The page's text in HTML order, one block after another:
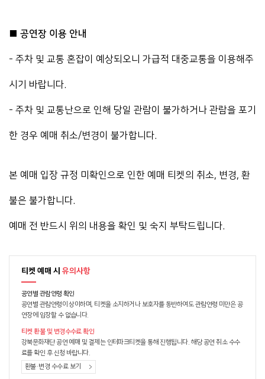
■ 공연장 이용 안내
- 주차 및 교통 혼잡이 예상되오니 가급적 대중교통을 이용해주
시기 바랍니다.
- 주차 및 교통난으로 인해 당일 관람이 불가하거나 관람을 포기
한 경우 예매 취소/변경이 불가합니다.
본 예매 입장 규정 미확인으로 인한 예매 티켓의 취소, 변경, 환
불은 불가합니다.
예매 전 반드시 위의 내용을 확인 및 숙지 부탁드립니다.
티켓 예매 시 유의사항
공연별 관람연령 확인
공연별 관람연령이 상이하며, 티켓을 소지하거나 보호자를 동반하여도 관람연령 미만은 공
연장에 입장할 수 없습니다.
티켓 환불 및 변경수수료 확인
강북문화재단 공연 예매 및 결제는 인터파크티켓을 통해 진행됩니다. 해당 공연 취소 수수
료를 확인 후 신청 바랍니다.
환불·변경 수수료 보기